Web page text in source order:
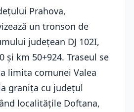
Prahova,
un tronson de
judeţean DJ 102I,
şi km 50+924. Traseul se
limita comunei Valea
graniţa cu judeţul
localităţile Doftana,